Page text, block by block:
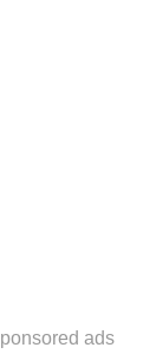
ads